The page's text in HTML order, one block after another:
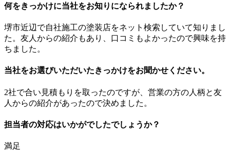
何をきっかけに当社をお知りになられましたか？
堺市近辺で自社施工の塗装店をネット検索していて知りまし
た。友人からの紹介もあり、口コミもよかったので興味を持
ちました。
当社をお選びいただいたきっかけをお聞かせください。
2社で合い見積もりを取ったのですが、営業の方の人柄と友
人からの紹介があったので決めました。
担当者の対応はいかがでしたでしょうか？
満足